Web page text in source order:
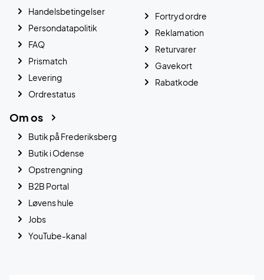
Handelsbetingelser
Persondatapolitik
FAQ
Prismatch
Levering
Ordrestatus
Fortryd ordre
Reklamation
Returvarer
Gavekort
Rabatkode
Om os
Butik på Frederiksberg
Butik i Odense
Opstrengning
B2B Portal
Løvens hule
Jobs
YouTube-kanal